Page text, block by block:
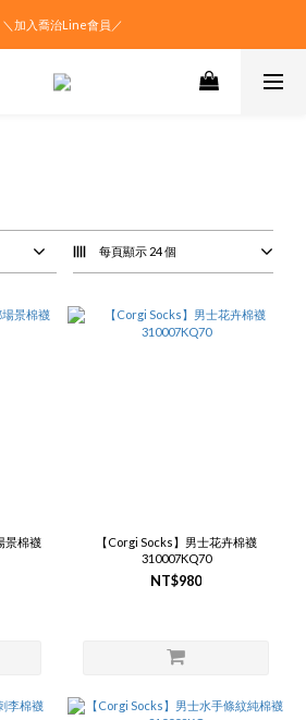
＼加入喬治Line會員／
每頁顯示 24 個
景棉襪
【Corgi Socks】男士花卉棉襪
310007KQ70
NT$980